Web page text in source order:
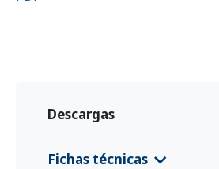
Descargas
Fichas técnicas